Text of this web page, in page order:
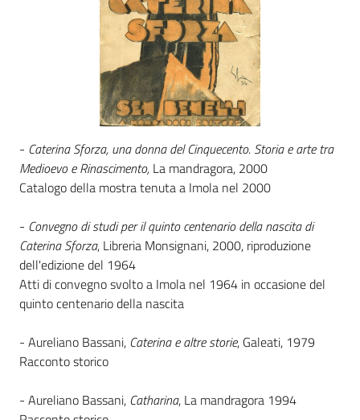
Eventi
Chiedi al
Avvisi
Orari
- Caterina Sforza, una donna del Cinquecento. Storia e arte tra
Medioevo e Rinascimento, La mandragora, 2000
Catalogo della mostra tenuta a Imola nel 2000
- Convegno di studi per il quinto centenario della nascita di
Caterina Sforza, Libreria Monsignani, 2000, riproduzione
dell'edizione del 1964
Atti di convegno svolto a Imola nel 1964 in occasione del
quinto centenario della nascita
- Aureliano Bassani, Caterina e altre storie, Galeati, 1979
Racconto storico
- Aureliano Bassani, Catharina, La mandragora 1994